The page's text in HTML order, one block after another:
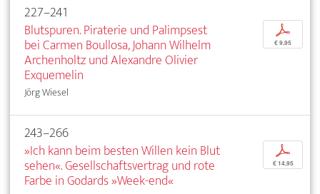
227–241
Blutspuren. Piraterie und Palimpsest
bei Carmen Boullosa, Johann Wilhelm
Archenholtz und Alexandre Olivier
Exquemelin
Jörg Wiesel
p
€ 9,95
243–266
»Ich kann beim besten Willen kein Blut
sehen«. Gesellschaftsvertrag und rote
Farbe in Godards »Week-end«
p
€ 14,95